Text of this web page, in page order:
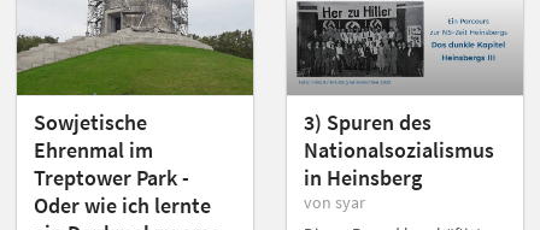
Sowjetische
Ehrenmal im
Treptower Park -
Oder wie ich lernte
3) Spuren des
Nationalsozialismus
in Heinsberg
von syar